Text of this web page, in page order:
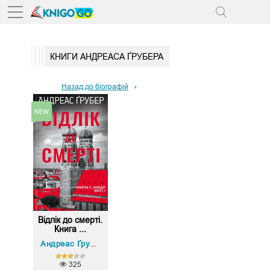
КНИГИ АНДРЕАСА ҐРУБЕРА
Назад до біографій
Відлік до смерті.
Книга ...
Андреас Ґрубер
325